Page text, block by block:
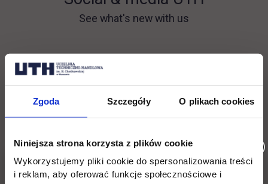
Zgoda Szczegóły O plikach cookies
Niniejsza strona korzysta z plików cookie
Wykorzystujemy pliki cookie do spersonalizowania treści
i reklam, aby oferować funkcje społecznościowe i
See what's new with us